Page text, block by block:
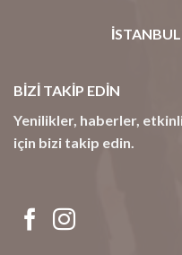
BİZİ TAKİP EDİN
Yenilikler, haberler,
için bizi takip edin.